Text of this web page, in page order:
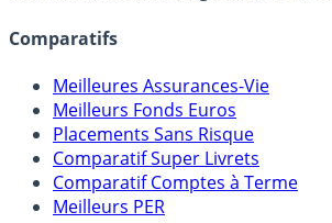
assureurs, sociétés de gestion, CGP, etc.
Comparatifs
Meilleures Assurances-Vie
Meilleurs Fonds Euros
Placements Sans Risque
Comparatif Super Livrets